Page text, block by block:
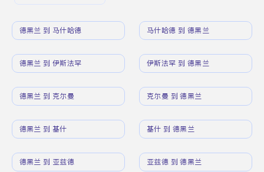
德黑兰 到 马什哈德 马什哈德 到 德黑兰
德黑兰 到 伊斯法罕 伊斯法罕 到 德黑兰
德黑兰 到 克尔曼 克尔曼 到 德黑兰
德黑兰 到 基什 基什 到 德黑兰
德黑兰 到 亚兹德 亚兹德 到 德黑兰